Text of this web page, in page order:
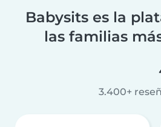
Babysits es la
las familias
3.400+